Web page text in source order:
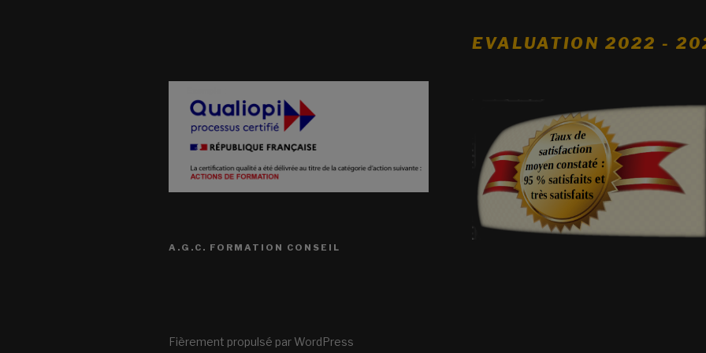
A.G.C. FORMATION CONSEIL
EVALUATION 2022 -
Fièrement propulsé par WordPress